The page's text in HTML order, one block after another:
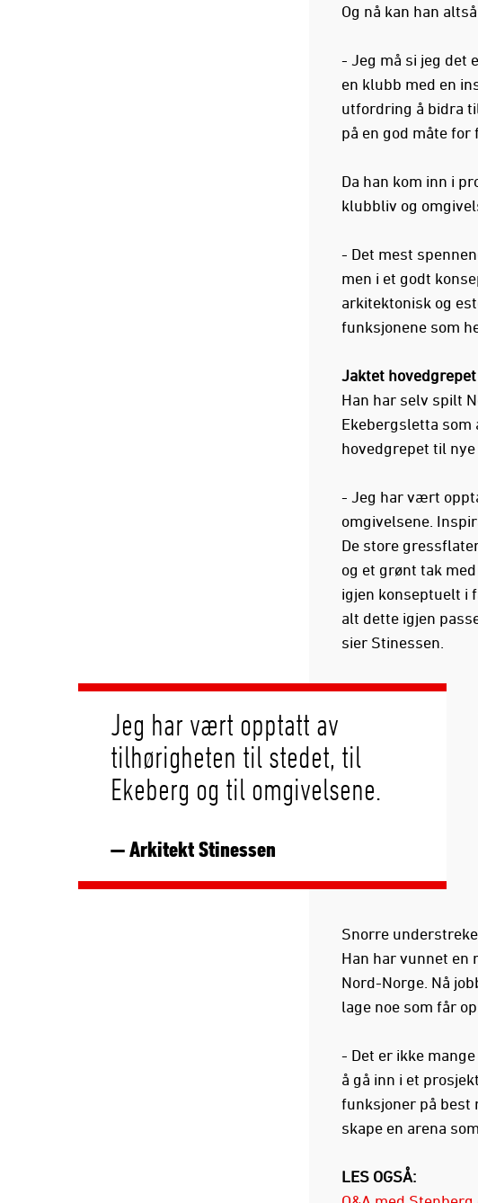
Og nå kan han
- Jeg må si jeg det
en klubb med en
utfordring å bidra
på en god måte for
Da han kom inn i
klubbliv og
- Det mest
men i et godt
arkitektonisk og
funksjonene som
Jaktet hovedgrepet
Han har selv spilt
Ekebergsletta
hovedgrepet til nye
- Jeg har vært
omgivelsene.
De store
og et grønt tak
igjen konseptuelt i
alt dette igjen
sier Stinessen.
Jeg har vært opptatt av
tilhørigheten til stedet, til
Ekeberg og til omgivelsene.
— Arkitekt Stinessen
Snorre
Han har vunnet en
Nord-Norge. Nå
lage noe som får
- Det er ikke
å gå inn i et
funksjoner på best
skape en arena
LES OGSÅ: